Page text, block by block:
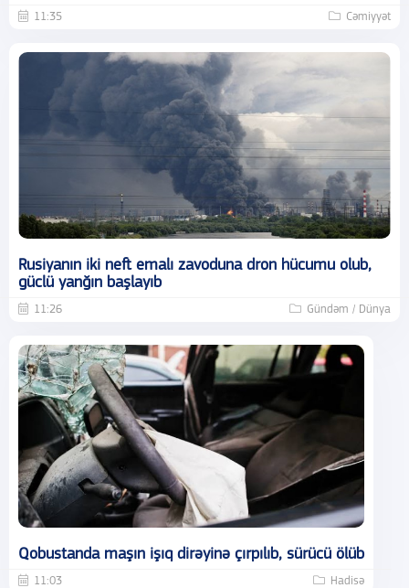
11:35 Cəmiyyət
Rusiyanın iki neft emalı zavoduna dron hücumu olub,
güclü yanğın başlayıb
11:26 Gündəm / Dünya
Qobustanda maşın işıq dirəyinə çırpılıb, sürücü ölüb
11:03 Hadisə